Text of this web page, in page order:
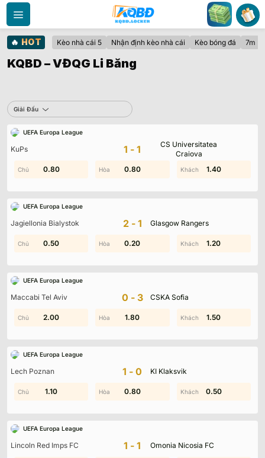
Bỏ
qua
nội
dung
🔥 HOT Kèo nhà cái 5 Nhận định kèo nhà cái Kèo bóng đá 7m
KQBD – VĐQG Li Băng
Giải Đấu
UEFA Europa League
KuPs 1-1
CS Universitatea
Craiova
2.00
2.00 1.80
0.80 0.80 1.40
UEFA Europa League
Jagiellonia Bialystok 2-1 Glasgow Rangers
0.50 0.40 0.80
0.50 0.20 1.20
UEFA Europa League
Maccabi Tel Aviv 0-3 CSKA Sofia
1.30 1.90 1.60
2.00 1.80 1.50
UEFA Europa League
Lech Poznan 1-0 KI Klaksvik
1.90 1.70 1.60
1.10 0.80 0.50
UEFA Europa League
Lincoln Red Imps FC 1-1 Omonia Nicosia FC
Sbobet
Không có dữ liệu vui lòng chọn bộ lọc khác